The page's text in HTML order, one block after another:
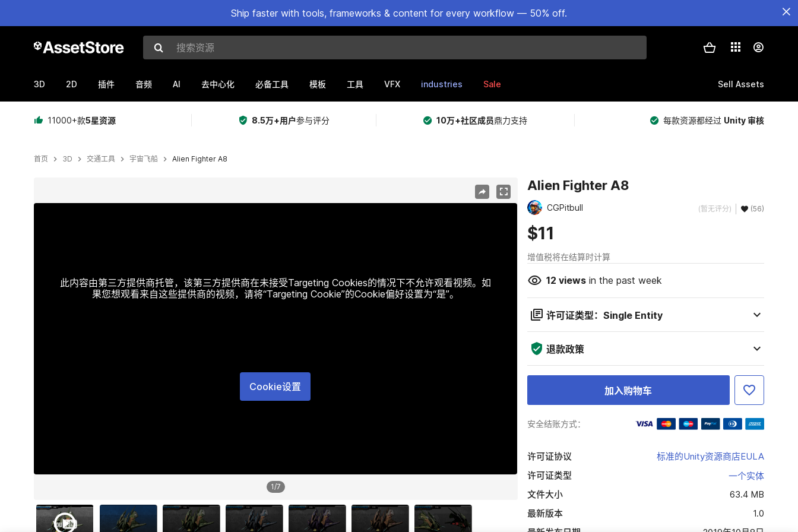
Ship faster with tools, frameworks & content for every workflow — 50% off.
搜索资源
3D 2D 插件 音频 AI 去中心化 必备工具 模板 工具 VFX industries Sale Sell Assets
11000+款5星资源 8.5万+用户参与评分 10万+社区成员鼎力支持 每款资源都经过 Unity 审核
首页 3D 交通工具 宇宙飞船 Alien Fighter A8
此内容由第三方提供商托管，该第三方提供商在未接受Targeting Cookies的情况下不允许观看视频。如
果您想观看来自这些提供商的视频，请将“Targeting Cookie”的Cookie偏好设置为“是”。
Cookie设置
1/7
Alien Fighter A8
CGPitbull (暂无评分) (56)
$11
增值税将在结算时计算
12 viewsin the past week
许可证类型：Single Entity
退款政策
加入购物车
安全结账方式：
许可证协议
标准的Unity资源商店EULA
许可证类型
一个实体
文件大小
63.4 MB
最新版本
1.0